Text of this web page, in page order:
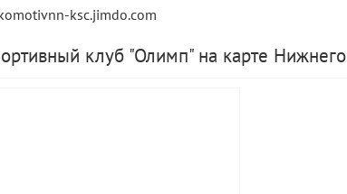
ksc.jimdo.com
клуб "Олимп" на карте